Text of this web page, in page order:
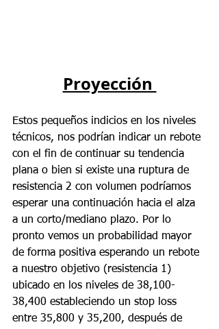
Proyección
Estos pequeños indicios en los niveles
técnicos, nos podrían indicar un rebote
con el fin de continuar su tendencia
plana o bien si existe una ruptura de
resistencia 2 con volumen podríamos
esperar una continuación hacia el alza
a un corto/mediano plazo. Por lo
pronto vemos un probabilidad mayor
de forma positiva esperando un rebote
a nuestro objetivo (resistencia 1)
ubicado en los niveles de 38,100-
38,400 estableciendo un stop loss
entre 35,800 y 35,200, después de